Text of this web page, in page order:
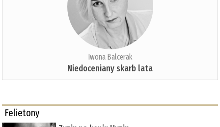
Iwona Balcerak
Niedoceniany skarb lata
Felietony